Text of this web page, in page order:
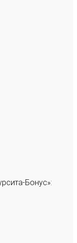
Бонус»: